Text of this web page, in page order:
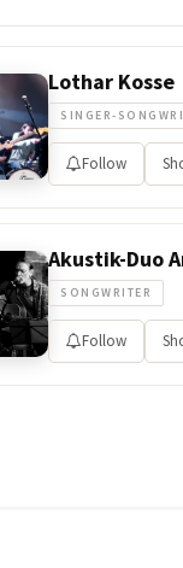
Lothar Kosse
SINGER-
Follow
Akustik-Duo
SONGWRITER
Follow